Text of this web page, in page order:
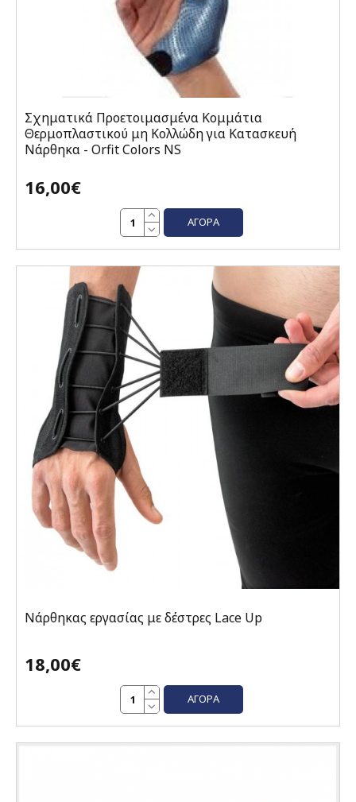
Σχηματικά Προετοιμασμένα Κομμάτια
Θερμοπλαστικού μη Κολλώδη για Κατασκευή
Νάρθηκα - Orfit Colors NS
16,00€
ΑΓΟΡΆ
Νάρθηκας εργασίας με δέστρες Lace Up
18,00€
ΑΓΟΡΆ